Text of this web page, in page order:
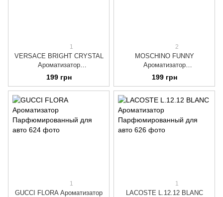
1
VERSACE BRIGHT CRYSTAL
Ароматизатор
Парфюмированный для авто
199 грн
2
MOSCHINO FUNNY
Ароматизатор
Парфюмированный для авто
199 грн
1
GUCCI FLORA Ароматизатор
1
LACOSTE L.12.12 BLANC